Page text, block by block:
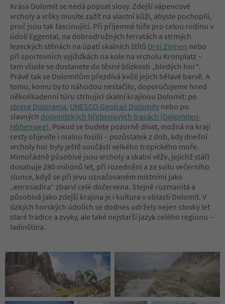
Krása Dolomit se nedá popsat slovy. Zdejší vápencové
vrcholy a vršky musíte zažít na vlastní kůži, abyste pochopili,
proč jsou tak fascinující. Při příjemné túře pro celou rodinu v
údolí Eggental, na dobrodružných ferratách a strmých
lezeckých stěnách na úpatí skalních štítů Drei Zinnen nebo
při sportovních vyjížďkách na kole na vrcholu Kronplatz –
tam všude se dostanete do těsné blízkosti „bledých hor“.
Právě tak se Dolomitům přezdívá kvůli jejich bělavé barvě. A
tomu, komu by to náhodou nestačilo, doporučujeme hned
několikadenní túru strhující skalní krajinou Dolomit: po
stezce Dolorama, UNESCO Geotrail Dolomity nebo po
slavných dolomitských hřebenových trasách (Dolomiten-
Höhenweg). Pokud se budete pozorně dívat, možná na kraji
cesty objevíte i malou fosilii – pozůstatek z dob, kdy dnešní
vrcholy hor byly ještě součástí velkého tropického moře.
Mimořádně působivé jsou vrcholy a skalní věže, jejichž stáří
dosahuje 280 milionů let, při rozednění a za svitu večerního
slunce, když se při jevu označovaném místními jako
„enrosadira“ zbarví celé dočervena. Stejně rozmanitá a
působivá jako zdejší krajina je i kultura v oblasti Dolomit. V
úzkých horských údolích se dodnes udržely nejen stovky let
staré tradice a zvyky, ale také nejstarší jazyk celého regionu –
ladinština.